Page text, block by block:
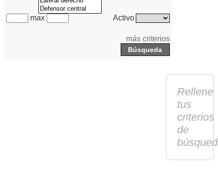
max Activo
más criterios
Búsqueda
Rellene
tus
criterios
de